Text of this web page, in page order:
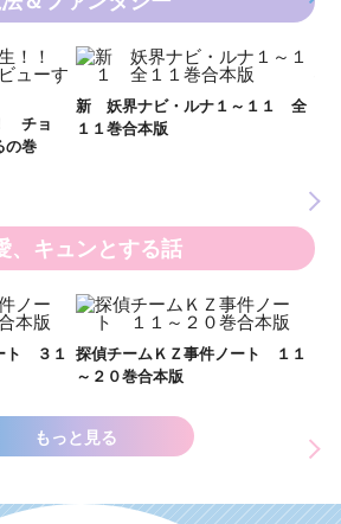
チョ
の巻
新 妖界ナビ・ルナ１～１１ 全
１１巻合本版
、キュンとする話
ト ３１ 探偵チームＫＺ事件ノート １１
～２０巻合本版
もっと見る